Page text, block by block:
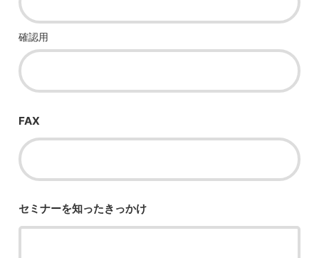
確認用
FAX
セミナーを知ったきっかけ